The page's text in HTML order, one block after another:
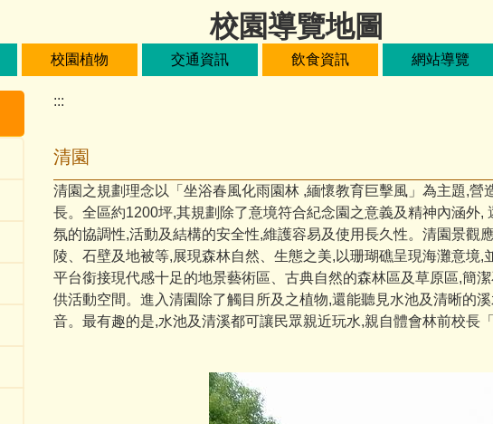
校園導覽地圖
校園植物 交通資訊 飲食資訊 網站導覽
:::
清園
清園之規劃理念以「坐浴春風化雨園林 ,緬懷教育巨擊風」為主題,
長。全區約1200坪,其規劃除了意境符合紀念園之意義及精神內涵外
氛的協調性,活動及結構的安全性,維護容易及使用長久性。清園景觀
陵、石壁及地被等,展現森林自然、生態之美,以珊瑚礁呈現海灘意境
平台銜接現代感十足的地景藝術區、古典自然的森林區及草原區,簡
供活動空間。進入清園除了觸目所及之植物,還能聽見水池及清晰的
音。最有趣的是,水池及清溪都可讓民眾親近玩水,親自體會林前校長